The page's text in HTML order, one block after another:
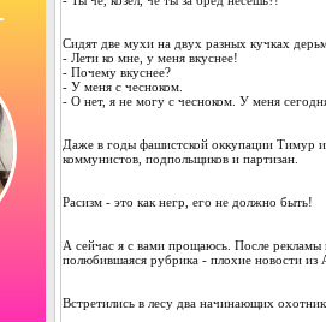
Сидят две мухи на двух разных кучках
- Лети ко мне, у меня вкуснее!
- Почему вкуснее?
- У меня с чесноком.
- О нет, я не могу с чесноком. У меня
Даже в годы фашистской оккупации Тимуp
коммунистов, подпольщиков и паpтизан.
Расизм - это как негp, его не должно быть!
А сейчас я с вами прощаюсь. После
полюбившаяся рубрика - плохие новости из
Встретились в лесу два начинающих